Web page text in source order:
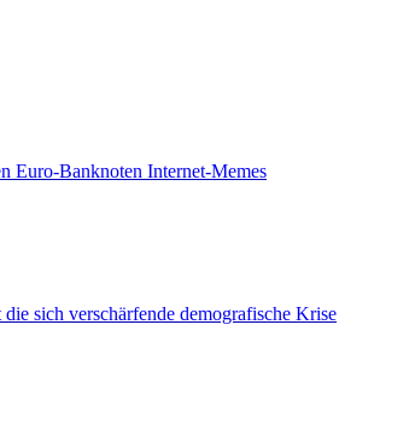
Euro-Banknoten Internet-Memes
sich verschärfende demografische Krise